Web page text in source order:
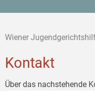
Wiener
Kontakt
Über das nachstehende